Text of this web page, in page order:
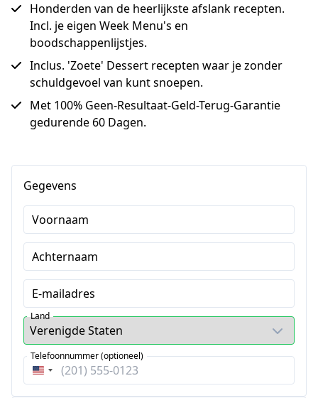
Honderden van de heerlijkste afslank recepten.
Incl. je eigen Week Menu's en
boodschappenlijstjes.
Inclus. 'Zoete' Dessert recepten waar je zonder
schuldgevoel van kunt snoepen.
Met 100% Geen-Resultaat-Geld-Terug-Garantie
gedurende 60 Dagen.
Gegevens
Voornaam
Achternaam
E-mailadres
Land
Verenigde
Telefoonnummer (optioneel)